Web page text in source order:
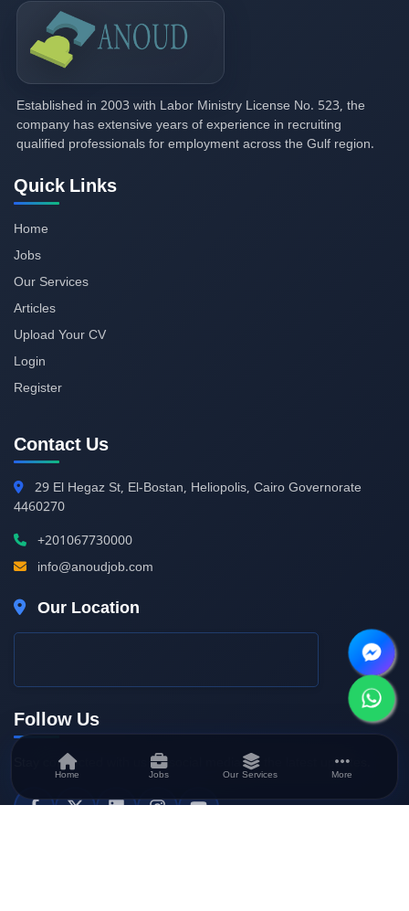
Home Jobs Our Services More
Established in2003with Labor Ministry License No. 523,the
company has extensive years of experience in recruiting
qualified professionals for employment across the Gulf region.
Quick Links
Home
Jobs
Our Services
Articles
Upload Your CV
Login
Register
Contact Us
29El Hegaz St, El-Bostan, Heliopolis, Cairo Governorate
4460270
+201067730000
info@anoudjob.com
Our Location
Follow Us
Stay connected with us on social media for the latest updates.